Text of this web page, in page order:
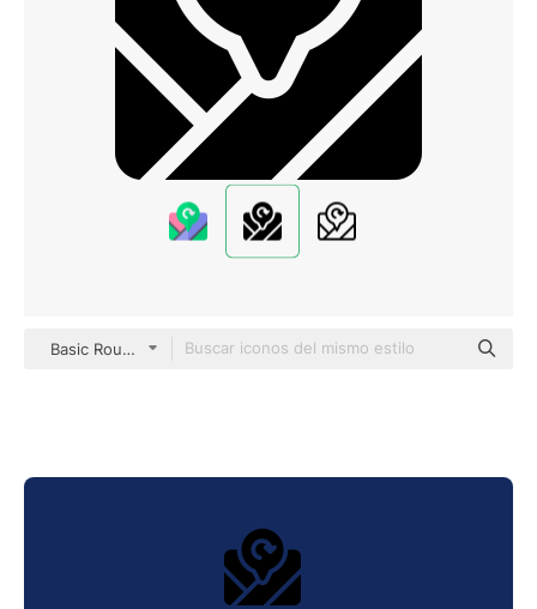
Basic Rounded Filled